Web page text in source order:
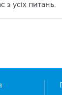
з усіх питань.